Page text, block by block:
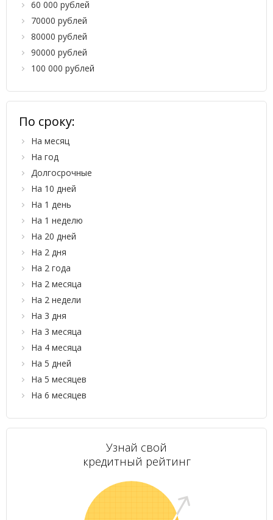
60 000 рублей
70000 рублей
80000 рублей
90000 рублей
100 000 рублей
По сроку:
На месяц
На год
Долгосрочные
На 10 дней
На 1 день
На 1 неделю
На 20 дней
На 2 дня
На 2 года
На 2 месяца
На 2 недели
На 3 дня
На 3 месяца
На 4 месяца
На 5 дней
На 5 месяцев
На 6 месяцев
Узнай свой
кредитный рейтинг